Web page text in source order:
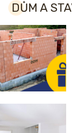
DŮM A